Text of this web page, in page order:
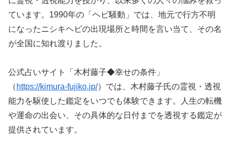
ています。1990年の「ヘビ騒動」では、地元で行方不明
になったニシキヘビの出現場所と時間を言い当て、その名
が全国に知れ渡りました。
公式占いサイト「木村藤子◆幸せの条件」
（ https://kimura-fujiko.jp/）では、木村藤子氏の霊視・透視
能力を駆使した鑑定をいつでも体験できます。人生の転機
や運命の出会い、その具体的な日付までを透視する鑑定が
提供されています。